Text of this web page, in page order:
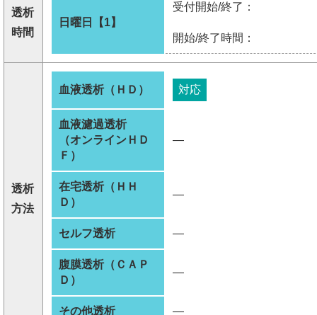
透析
時間
日曜日【1】
受付開始/終了：
開始/終了時間：
透析
方法
血液透析（ＨＤ） 対応
血液濾過透析
（オンラインＨＤ
Ｆ）
―
在宅透析（ＨＨ
Ｄ）
―
セルフ透析 ―
腹膜透析（ＣＡＰ
Ｄ）
―
その他透析 ―